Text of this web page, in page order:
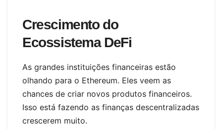
Crescimento do
Ecossistema DeFi
As grandes instituições financeiras estão
olhando para o Ethereum. Eles veem as
chances de criar novos produtos financeiros.
Isso está fazendo as finanças descentralizadas
crescerem muito.